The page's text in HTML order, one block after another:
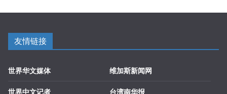
友情链接
世界华文媒体
世界中文记者
维加斯新闻网
台湾南华报